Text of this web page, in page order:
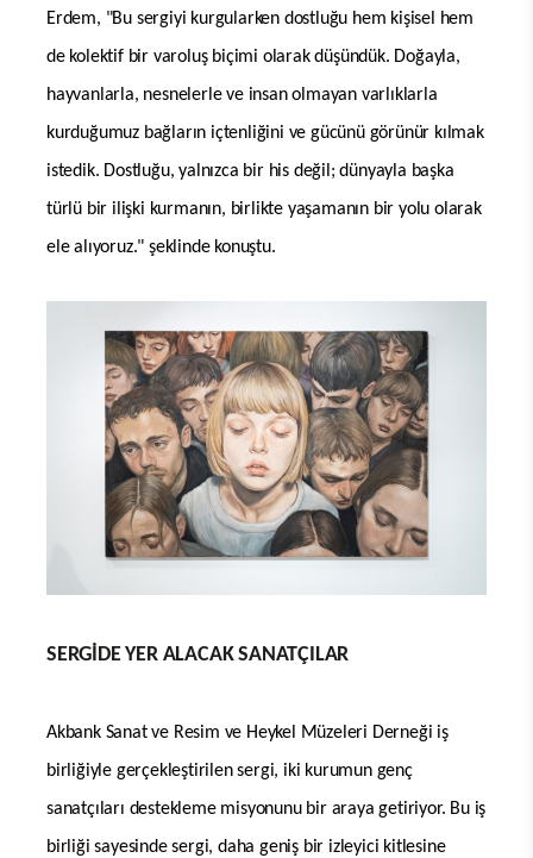
Erdem, "Bu sergiyi kurgularken dostluğu hem kişisel hem
de kolektif bir varoluş biçimi olarak düşündük. Doğayla,
hayvanlarla, nesnelerle ve insan olmayan varlıklarla
kurduğumuz bağların içtenliğini ve gücünü görünür kılmak
istedik. Dostluğu, yalnızca bir his değil; dünyayla başka
türlü bir ilişki kurmanın, birlikte yaşamanın bir yolu olarak
ele alıyoruz." şeklinde konuştu.
SERGİDE YER ALACAK SANATÇILAR
Akbank Sanat ve Resim ve Heykel Müzeleri Derneği iş
birliğiyle gerçekleştirilen sergi, iki kurumun genç
sanatçıları destekleme misyonunu bir araya getiriyor. Bu iş
birliği sayesinde sergi, daha geniş bir izleyici kitlesine